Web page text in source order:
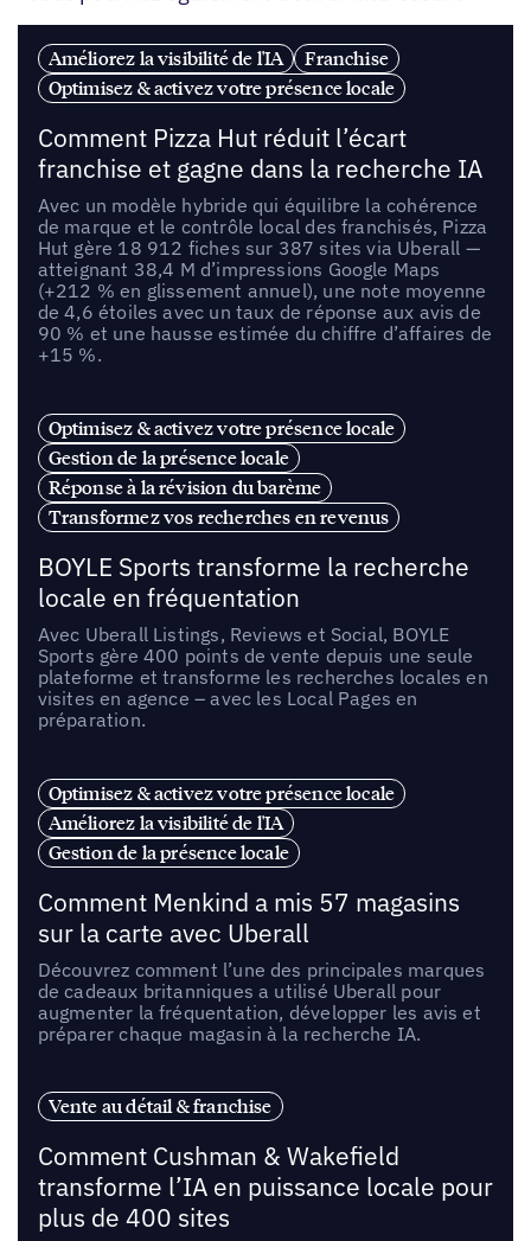
Améliorez la visibilité de l'IA
Franchise
Optimisez & activez votre présence locale
Comment Pizza Hut réduit l’écart
franchise et gagne dans la recherche IA
Avec un modèle hybride qui équilibre la cohérence
de marque et le contrôle local des franchisés, Pizza
Hut gère 18 912 fiches sur 387 sites via Uberall —
atteignant 38,4 M d’impressions Google Maps
(+212 % en glissement annuel), une note moyenne
de 4,6 étoiles avec un taux de réponse aux avis de
90 % et une hausse estimée du chiffre d’affaires de
+15 %.
Optimisez & activez votre présence locale
Gestion de la présence locale
Réponse à la révision du barème
Transformez vos recherches en revenus
BOYLE Sports transforme la recherche
locale en fréquentation
Avec Uberall Listings, Reviews et Social, BOYLE
Sports gère 400 points de vente depuis une seule
plateforme et transforme les recherches locales en
visites en agence – avec les Local Pages en
préparation.
Optimisez & activez votre présence locale
Améliorez la visibilité de l'IA
Gestion de la présence locale
Comment Menkind a mis 57 magasins
sur la carte avec Uberall
Découvrez comment l’une des principales marques
de cadeaux britanniques a utilisé Uberall pour
augmenter la fréquentation, développer les avis et
préparer chaque magasin à la recherche IA.
Vente au détail & franchise
Comment Cushman & Wakefield
transforme l’IA en puissance locale pour
plus de 400 sites